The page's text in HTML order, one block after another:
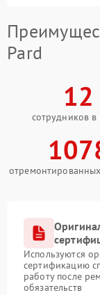
Pard
12
сотрудников в
Используются
сертификацию
работу после
обязательств